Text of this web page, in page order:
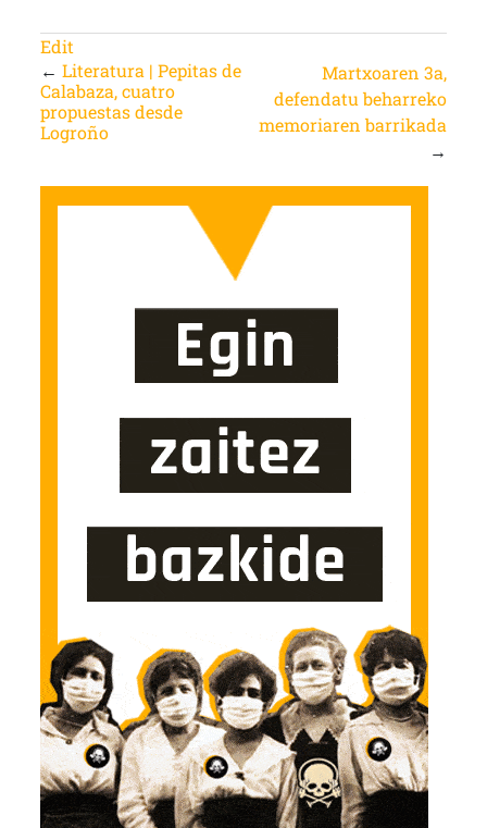
Edit
← Literatura | Pepitas de
Calabaza, cuatro
propuestas desde
Logroño
Martxoaren 3a,
defendatu beharreko
memoriaren barrikada
→